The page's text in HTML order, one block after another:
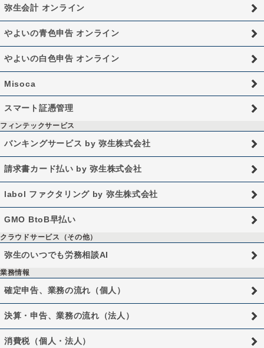
弥生会計 オンライン
やよいの青色申告 オンライン
やよいの白色申告 オンライン
Misoca
スマート証憑管理
フィンテックサービス
バンキングサービス by 弥生株式会社
請求書カード払い by 弥生株式会社
labol ファクタリング by 弥生株式会社
GMO BtoB早払い
クラウドサービス（その他）
弥生のいつでも労務相談AI
業務情報
確定申告、業務の流れ（個人）
決算・申告、業務の流れ（法人）
消費税（個人・法人）